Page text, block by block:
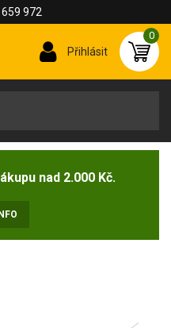
972
Přihlásit
0
nad 2.000 Kč.